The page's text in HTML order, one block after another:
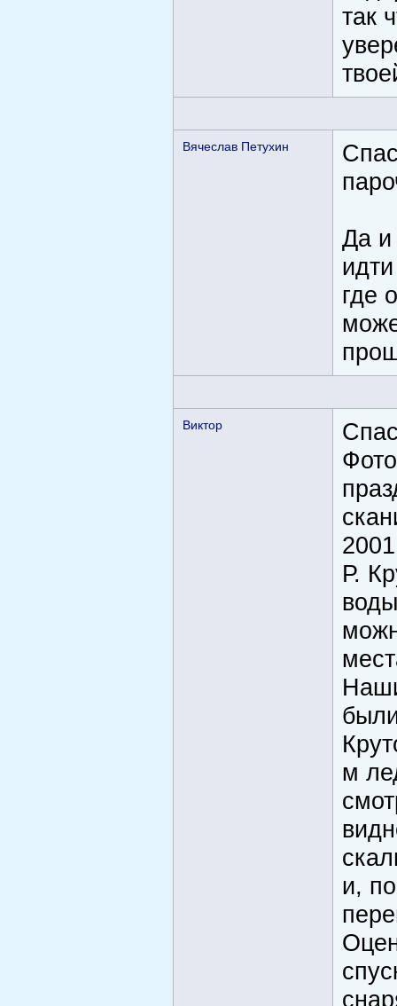
так
Вячеслав Петухин
Да и
где
Виктор
Р.
м
и,